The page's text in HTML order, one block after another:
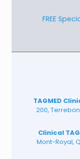
FREE
TAGMED
200,
Clinical
Mont-Royal,